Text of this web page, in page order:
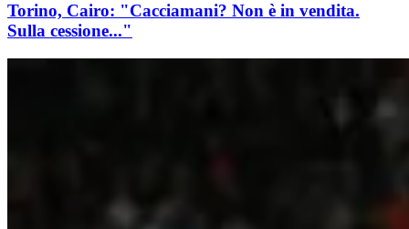
Torino, Cairo: "Cacciamani? Non è in vendita.
Sulla cessione..."